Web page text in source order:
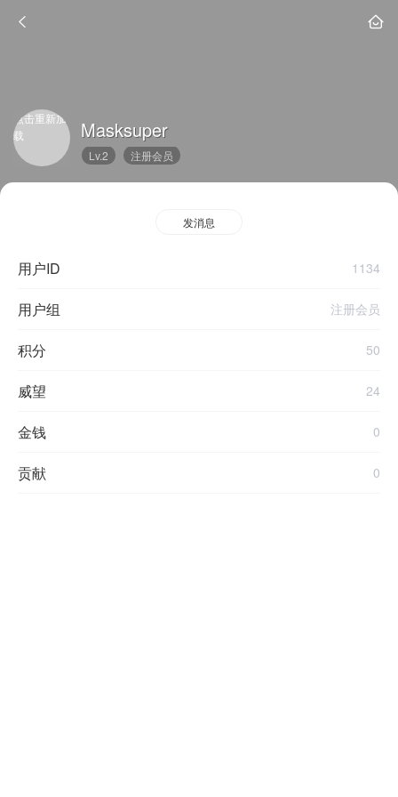
点击重新加
载
Masksuper
Lv.2 注册会员
发消息
用户ID 1134
用户组 注册会员
积分 50
威望 24
金钱 0
贡献 0